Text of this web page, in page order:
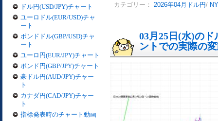
ドル円(USD/JPY)チャート
ユーロドル(EUR/USD)チャ
ート
ポンドドル(GBP/USD)チャ
ート
ユーロ円(EUR/JPY)チャート
ポンド円(GBP/JPY)チャート
豪ドル円(AUD/JPY)チャー
ト
カナダ円(CAD/JPY)チャー
ト
指標発表時のチャート動画
カテゴリー： 2026年04月ドル円/
03月25日(水)の
ントでの実際の